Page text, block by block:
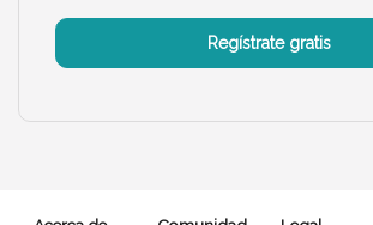
Más servicio del dudúRegístrate gratis